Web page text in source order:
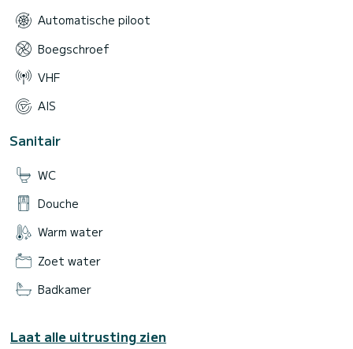
Automatische piloot
Boegschroef
VHF
AIS
Sanitair
WC
Douche
Warm water
Zoet water
Badkamer
Laat alle uitrusting zien